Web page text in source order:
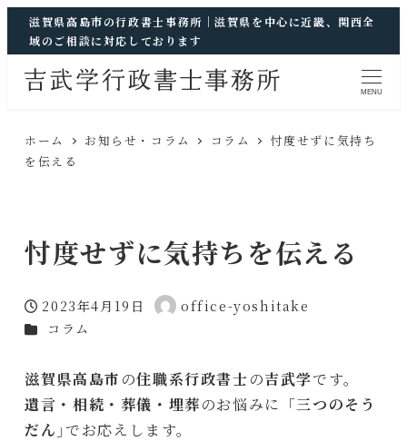
滋賀県高島市の行政書士事務所｜滋賀県を中心に近畿、関西全
域のご相談に対応しております
MENU
ホーム お知らせ・コラム コラム
忖度せずに気持ち
を伝える
忖度せずに気持ちを伝える
投稿日
2023年4月19日
著
office-yoshitake
カテゴリー
コラム
滋賀県高島市 の住職系行政書士の吉武学です。
遺言・相続・葬儀・埋葬のお悩みに「三つのそう
だん ｣でお応えします。